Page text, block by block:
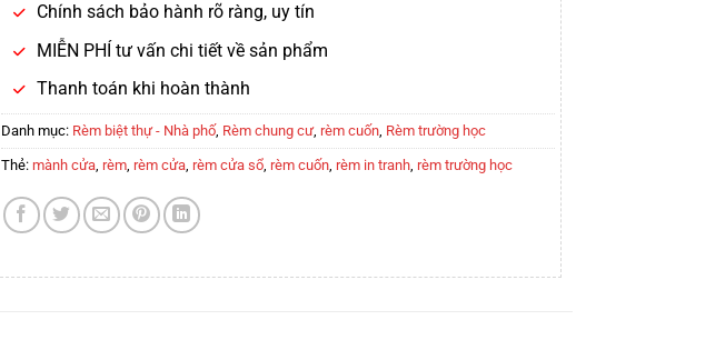
Chính sách bảo hành rõ ràng, uy tín
MIỄN PHÍ tư vấn chi tiết về sản phẩm
Thanh toán khi hoàn thành
Danh mục: Rèm biệt thự - Nhà phố Rèm chung cư, rèm cuốn Rèm trường học
Thẻ: mành cửa rèm rèm cửa rèm cửa sổ rèm cuốn rèm in tranh rèm trường học